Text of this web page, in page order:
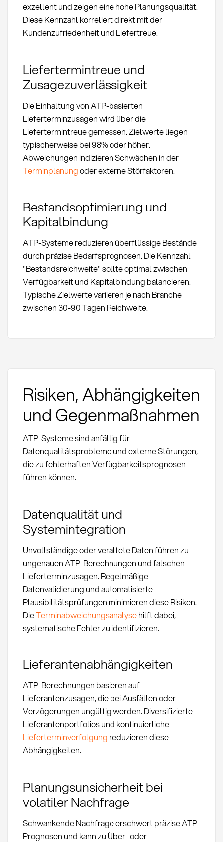
exzellent und zeigen eine hohe Planungsqualität.
Diese Kennzahl korreliert direkt mit der
Kundenzufriedenheit und Liefertreue.
Liefertermintreue und
Zusagezuverlässigkeit
Die Einhaltung von ATP-basierten
Lieferterminzusagen wird über die
Liefertermintreue gemessen. Zielwerte liegen
typischerweise bei 98% oder höher.
Abweichungen indizieren Schwächen in der
Terminplanungoder externe Störfaktoren.
Bestandsoptimierung und
Kapitalbindung
ATP-Systeme reduzieren überflüssige Bestände
durch präzise Bedarfsprognosen. Die Kennzahl
"Bestandsreichweite" sollte optimal zwischen
Verfügbarkeit und Kapitalbindung balancieren.
Typische Zielwerte variieren je nach Branche
zwischen 30-90 Tagen Reichweite.
Risiken, Abhängigkeiten
und Gegenmaßnahmen
ATP-Systeme sind anfällig für
Datenqualitätsprobleme und externe Störungen,
die zu fehlerhaften Verfügbarkeitsprognosen
führen können.
Datenqualität und
Systemintegration
Unvollständige oder veraltete Daten führen zu
ungenauen ATP-Berechnungen und falschen
Lieferterminzusagen. Regelmäßige
Datenvalidierung und automatisierte
Plausibilitätsprüfungen minimieren diese Risiken.
DieTerminabweichungsanalysehilft dabei,
systematische Fehler zu identifizieren.
Lieferantenabhängigkeiten
ATP-Berechnungen basieren auf
Lieferantenzusagen, die bei Ausfällen oder
Verzögerungen ungültig werden. Diversifizierte
Lieferantenportfolios und kontinuierliche
Lieferterminverfolgung reduzieren diese
Abhängigkeiten.
Planungsunsicherheit bei
volatiler Nachfrage
Schwankende Nachfrage erschwert präzise ATP-
Prognosen und kann zu Über- oder